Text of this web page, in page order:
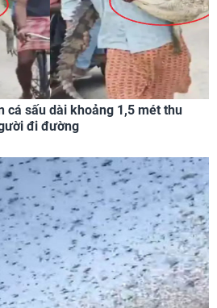
cá sấu dài khoảng 1,5 mét thu
đi đường